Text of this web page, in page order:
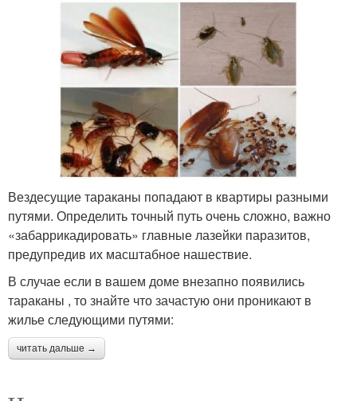
Вездесущие тараканы попадают в квартиры разными
путями. Определить точный путь очень сложно, важно
«забаррикадировать» главные лазейки паразитов,
предупредив их масштабное нашествие.
В случае если в вашем доме внезапно появились
тараканы , то знайте что зачастую они проникают в
жилье следующими путями:
читать дальше →